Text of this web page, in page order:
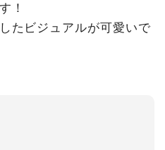
！
たビジュアルが可愛いで